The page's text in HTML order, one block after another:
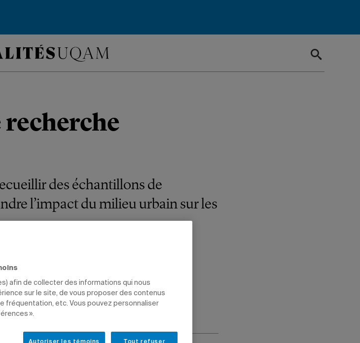
recherche
des échantillons de
l’impact du milieu urbain sur les
PROFESSEURS
afin de collecter des informations qui nous
sur le site, de vous proposer des contenus
fréquentation, etc. Vous pouvez personnaliser
».